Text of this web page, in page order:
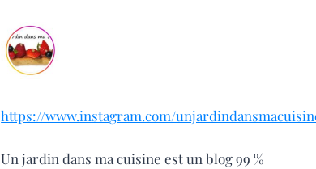
https://www.instagram.com/
Un jardin dans ma cuisine est un blog 99 %